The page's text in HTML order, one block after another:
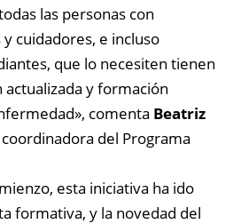
las personas con
cuidadores, e incluso
que lo necesiten tienen
y formación
comenta Beatriz
coordinadora del Programa
esta iniciativa ha ido
formativa, y la novedad del